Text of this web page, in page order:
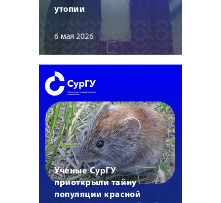
утопии
6 мая 2026
Ученые СурГУ
приоткрыли тайну
популяции красной